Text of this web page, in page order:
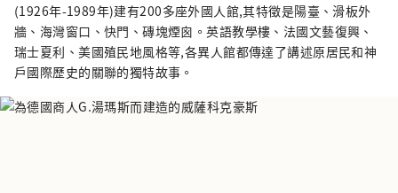
(1926年-1989年)建有200多座外國人館,其特徵是陽臺、滑板外
牆、海灣窗口、快門、磚塊煙囪。英語教學樓、法國文藝復興、
瑞士夏利、美國殖民地風格等,各異人館都傳達了講述原居民和神
戶國際歷史的關聯的獨特故事。